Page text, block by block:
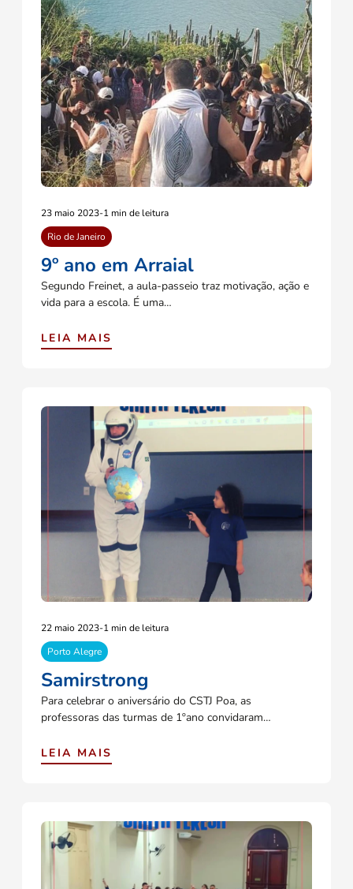
23 maio 2023-1 min de leitura
Rio de Janeiro
9º ano em Arraial
Segundo Freinet, a aula-passeio traz motivação, ação e
vida para a escola. É uma…
LEIA MAIS
22 maio 2023-1 min de leitura
Porto Alegre
Samirstrong
Para celebrar o aniversário do CSTJ Poa, as
professoras das turmas de 1ºano convidaram…
LEIA MAIS